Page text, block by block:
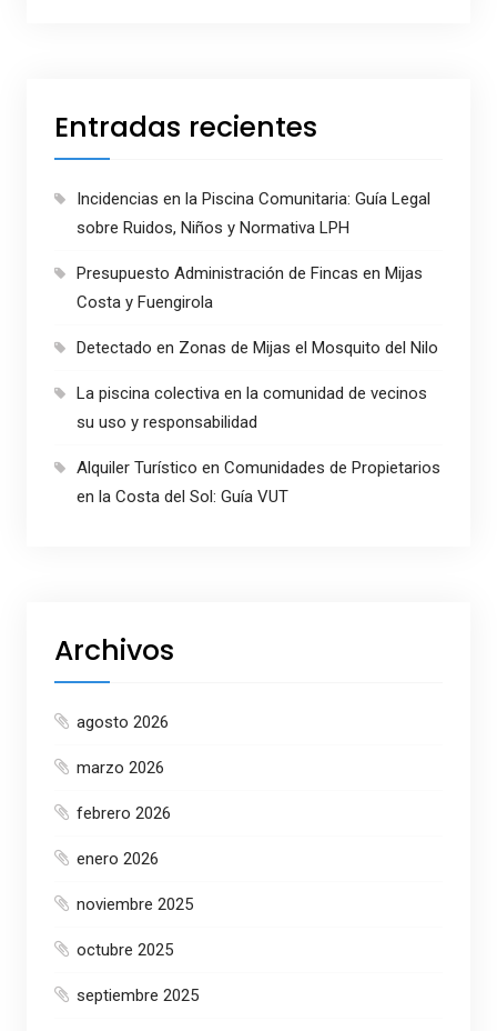
Entradas recientes
Incidencias en la Piscina Comunitaria: Guía Legal
sobre Ruidos, Niños y Normativa LPH
Presupuesto Administración de Fincas en Mijas
Costa y Fuengirola
Detectado en Zonas de Mijas el Mosquito del Nilo
La piscina colectiva en la comunidad de vecinos
su uso y responsabilidad
Alquiler Turístico en Comunidades de Propietarios
en la Costa del Sol: Guía VUT
Archivos
agosto 2026
marzo 2026
febrero 2026
enero 2026
noviembre 2025
octubre 2025
septiembre 2025